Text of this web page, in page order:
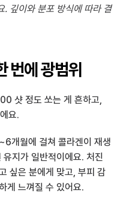
. 깊이와 분포 방식에 따라 결
번에 광범위
샷 정도 쏘는 게 흔하고,
요.
개월에 걸쳐 콜라겐이 재생
지가 일반적이에요. 처진
싶은 분에게 맞고, 부피 감
게 느껴질 수 있어요.